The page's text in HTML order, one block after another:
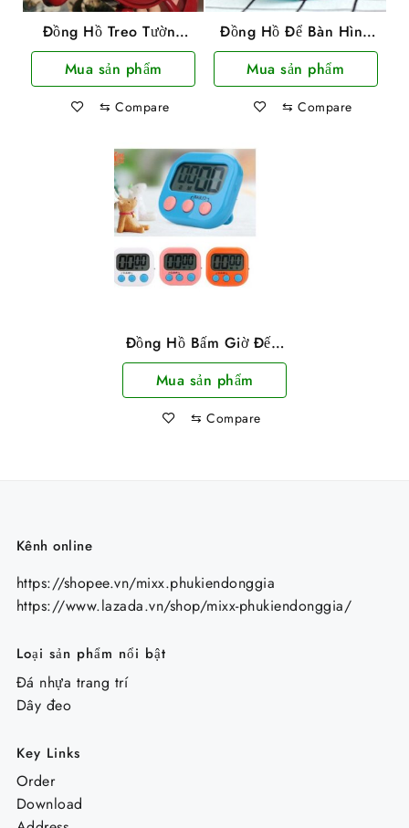
Đồng Hồ Treo Tường
Hình Mỏ Neo TiTime
37x30cm
Mua sản phẩm
⇆ Compare
Đồng Hồ Để Bàn Hình
Mèo Kitty
Mua sản phẩm
⇆ Compare
Đồng Hồ Bấm Giờ Đếm
Ngược Có Giá Đỡ
Mua sản phẩm
⇆ Compare
Kênh online
https://shopee.vn/mixx.phukiendonggia
https://www.lazada.vn/shop/mixx-phukiendonggia/
Loại sản phẩm nổi bật
Đá nhựa trang trí
Dây đeo
Key Links
Order
Download